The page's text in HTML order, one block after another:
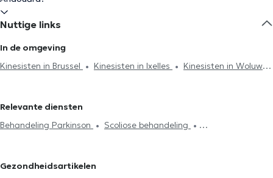
Nuttige links
In de omgeving
Kinesisten in Brussel
Kinesisten in Ixelles
Kinesisten in Woluwe-
Kinesisten in Kasteelbrakel
in Sint-Gillis
Kinesisten in Sint-Joost-ten-Node
Kinesisten in
Relevante diensten
Behandeling Parkinson
Scoliose behandeling
Voetreflexologie
Perineale revalidatie
Gezondheidsartikelen